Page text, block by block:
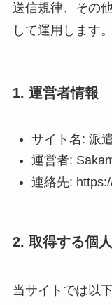
送信規律、その
して運用します。
1. 運営者情報
サイト名: 派
運営者:
連絡先:
2. 取得する個
当サイトでは以